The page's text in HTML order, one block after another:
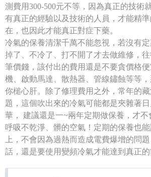
測費用300-500元不等，因為真正的技術
有真正的經驗以及技術的人員，才能精
在，也因此才能真正對症下藥。
冷氣的保養清潔千萬不能忽視，若沒有
掉了、不冷了、打不開了才去做維修，
筆價錢，該付出的費用還是不要貪價格
機、啟動馬達、散熱器、管線鏽蝕等等
你槌心肝。除了修理費用之外，常年的
題，這個吹出來的冷氣可能都是夾雜著
華， 建議還是一~兩年定期做保養，才
呼吸不乾淨、髒的空氣！定期的保養也
上，不會因為過熱而造成電費爆增的問
話，還是要使用變頻冷氣才能達到真正的